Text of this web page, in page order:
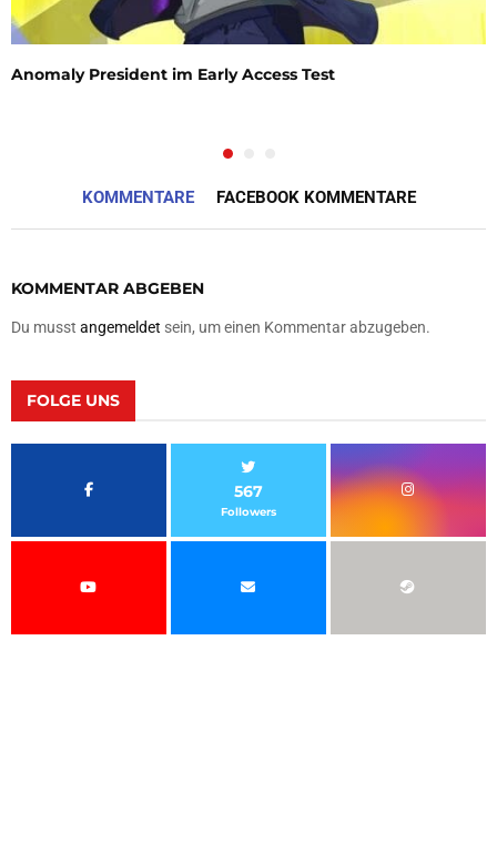
Anomaly President im Early Access Test
KOMMENTARE FACEBOOK KOMMENTARE
KOMMENTAR ABGEBEN
Du musst angemeldet sein, um einen Kommentar abzugeben.
FOLGE UNS
567
Followers